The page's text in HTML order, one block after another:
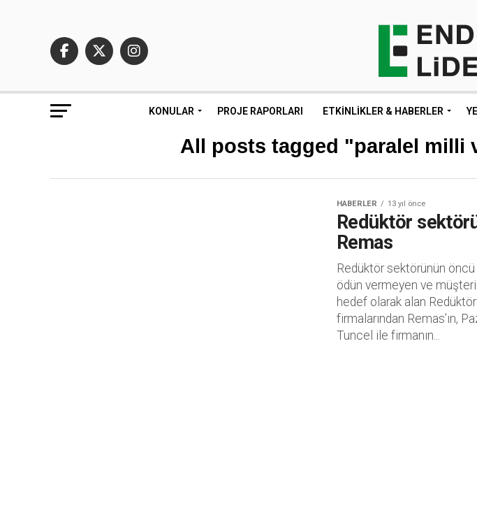
KONULAR PROJE RAPORLARI ETKINLIKLER & HABERLER
All posts tagged "paralel milli
HABERLER 13 yıl önce
Redüktör
Remas
Redüktör sektörünün
ödün vermeyen ve
hedef olarak alan
firmalarından Remas’ın,
Tuncel ile firmanın...